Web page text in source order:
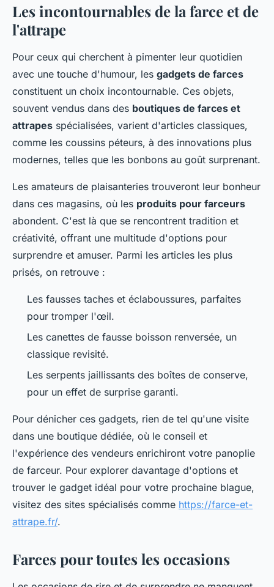
Les incontournables de la farce et de
l'attrape
Pour ceux qui cherchent à pimenter leur quotidien
avec une touche d'humour, les gadgets de farces
constituent un choix incontournable. Ces objets,
souvent vendus dans des boutiques de farces et
attrapes spécialisées, varient d'articles classiques,
comme les coussins péteurs, à des innovations plus
modernes, telles que les bonbons au goût surprenant.
Les amateurs de plaisanteries trouveront leur bonheur
dans ces magasins, où les produits pour farceurs
abondent. C'est là que se rencontrent tradition et
créativité, offrant une multitude d'options pour
surprendre et amuser. Parmi les articles les plus
prisés, on retrouve :
Les fausses taches et éclaboussures, parfaites
pour tromper l'œil.
Les canettes de fausse boisson renversée, un
classique revisité.
Les serpents jaillissants des boîtes de conserve,
pour un effet de surprise garanti.
Pour dénicher ces gadgets, rien de tel qu'une visite
dans une boutique dédiée, où le conseil et
l'expérience des vendeurs enrichiront votre panoplie
de farceur. Pour explorer davantage d'options et
trouver le gadget idéal pour votre prochaine blague,
visitez des sites spécialisés comme https://farce-et-
attrape.fr/.
Farces pour toutes les occasions